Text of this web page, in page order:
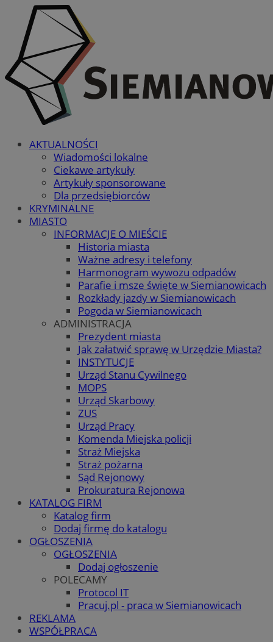
AKTUALNOŚCI
Wiadomości lokalne
Ciekawe artykuły
Artykuły sponsorowane
Dla przedsiębiorców
KRYMINALNE
MIASTO
INFORMACJE O MIEŚCIE
Historia miasta
Ważne adresy i telefony
Harmonogram wywozu odpadów
Parafie i msze święte w Siemianowicach
Rozkłady jazdy w Siemianowicach
Pogoda w Siemianowicach
ADMINISTRACJA
Prezydent miasta
Jak załatwić sprawę w Urzędzie Miasta?
INSTYTUCJE
Urząd Stanu Cywilnego
MOPS
Urząd Skarbowy
ZUS
Urząd Pracy
Komenda Miejska policji
Straż Miejska
Straż pożarna
Sąd Rejonowy
Prokuratura Rejonowa
KATALOG FIRM
Katalog firm
Dodaj firmę do katalogu
OGŁOSZENIA
OGŁOSZENIA
Dodaj ogłoszenie
POLECAMY
Protocol IT
Pracuj.pl - praca w Siemianowicach
REKLAMA
WSPÓŁPRACA